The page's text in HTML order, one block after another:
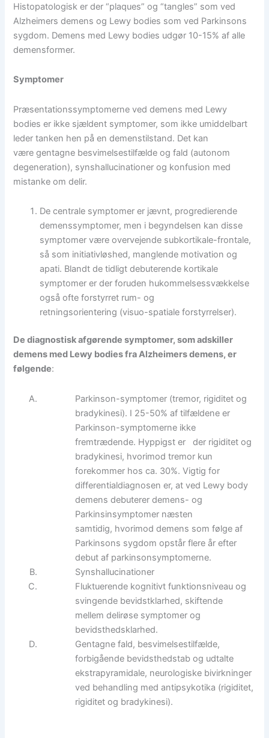
Histopatologisk er der “plaques” og “tangles” som ved
Alzheimers demens og Lewy bodies som ved Parkinsons
sygdom. Demens med Lewy bodies udgør 10-15% af alle
demensformer.
Symptomer
Præsentationssymptomerne ved demens med Lewy
bodies er ikke sjældent symptomer, som ikke umiddelbart
leder tanken hen på en demenstilstand. Det kan
være gentagne besvimelsestilfælde og fald (autonom
degeneration), synshallucinationer og konfusion med
mistanke om delir.
De centrale symptomer er jævnt, progredierende
demenssymptomer, men i begyndelsen kan disse
symptomer være overvejende subkortikale-frontale,
så som initiativløshed, manglende motivation og
apati. Blandt de tidligt debuterende kortikale
symptomer er der foruden hukommelsessvækkelse
også ofte forstyrret rum- og
retningsorientering (visuo-spatiale forstyrrelser).
De diagnostisk afgørende symptomer, som adskiller
demens med Lewy bodies fra Alzheimers demens, er
følgende:
Parkinson-symptomer (tremor, rigiditet og
bradykinesi). I 25-50% af tilfældene er
Parkinson-symptomerne ikke
fremtrædende. Hyppigst er der rigiditet og
bradykinesi, hvorimod tremor kun
forekommer hos ca. 30%. Vigtig for
differentialdiagnosen er, at ved Lewy body
demens debuterer demens- og
Parkinsinsymptomer næsten
samtidig, hvorimod demens som følge af
Parkinsons sygdom opstår flere år efter
debut af parkinsonsymptomerne.
Synshallucinationer
Fluktuerende kognitivt funktionsniveau og
svingende bevidstklarhed, skiftende
mellem delirøse symptomer og
bevidsthedsklarhed.
Gentagne fald, besvimelsestilfælde,
forbigående bevidsthedstab og udtalte
ekstrapyramidale, neurologiske bivirkninger
ved behandling med antipsykotika (rigiditet,
rigiditet og bradykinesi).